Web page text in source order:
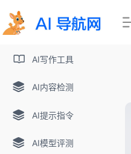
AI写作工具
AI内容检测
AI提示指令
AI模型评测